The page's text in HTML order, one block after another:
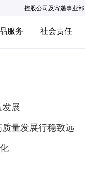
控股公司及寄递事业部
服务 社会责任
发展
量发展行稳致远